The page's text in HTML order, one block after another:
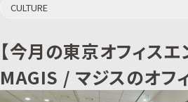
CULTURE
【今月の東京オフィスエ
MAGIS / マジスのオフ